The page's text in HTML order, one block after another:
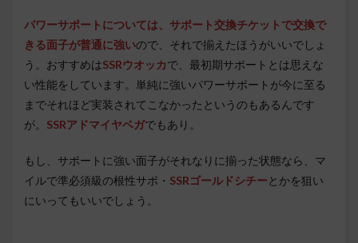
パワーサポートについては、サポート交換チケットで交換で
きる面子が普通に強いので、それで揃えたほうがいいでしょ
う。おすすめはSSRウオッカで、最初期サポートとは思えな
い性能をしています。単純に強いパワーサポートが今に至る
までそれほど実装されてこなかったというのもあるんです
が。 SSRアドマイヤベガでもあり。
もし、サポートに強い面子がそれなりに揃った状態なら、マ
イルで準必須級の根性サポ・ SSRゴールドシチーとかを狙い
にいってもいいでしょう。